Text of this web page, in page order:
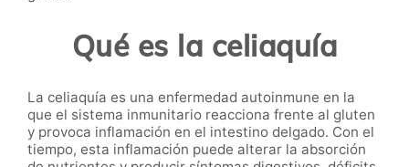
Qué es la celiaquía
La celiaquía es una enfermedad autoinmune en la
que el sistema inmunitario reacciona frente al gluten
y provoca inflamación en el intestino delgado. Con el
tiempo, esta inflamación puede alterar la absorción